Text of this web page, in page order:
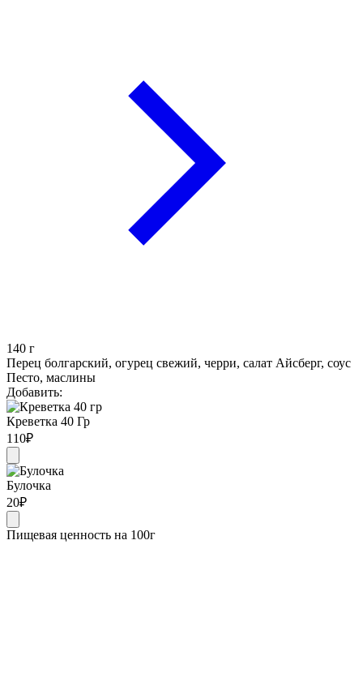
140 г
Перец болгарский, огурец свежий, черри, салат Айсберг, соус
Песто, маслины
Добавить:
Креветка 40 Гр
110₽
Булочка
20₽
Пищевая ценность на 100г